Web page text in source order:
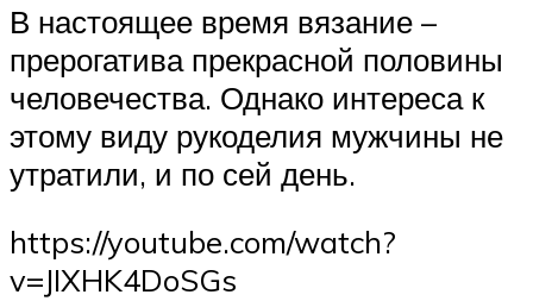
В настоящее время вязание –
прерогатива прекрасной половины
человечества. Однако интереса к
этому виду рукоделия мужчины не
утратили, и по сей день.
https://youtube.com/watch?
v=JIXHK4DoSGs